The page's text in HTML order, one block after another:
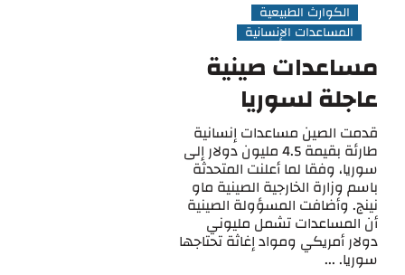
الكوارث الطبيعية
المساعدات الإنسانية
مساعدات صينية
عاجلة لسوريا
قدمت الصين مساعدات إنسانية
طارئة بقيمة 4.5 مليون دولار إلى
سوريا، وفقا لما أعلنت المتحدثة
باسم وزارة الخارجية الصينية ماو
نينج. وأضافت المسؤولة الصينية
أن المساعدات تشمل مليوني
دولار أمريكي ومواد إغاثة تحتاجها
سوريا. ...